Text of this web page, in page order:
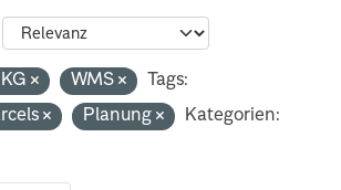
WMS
Tags:
Planung
Kategorien: